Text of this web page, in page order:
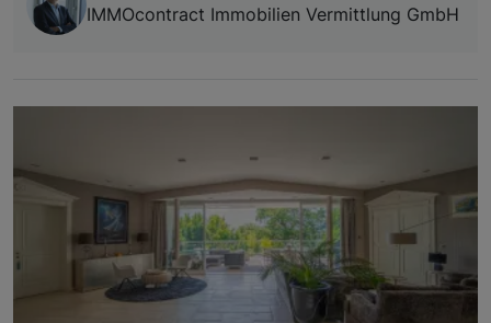
IMMOcontract Immobilien Vermittlung GmbH